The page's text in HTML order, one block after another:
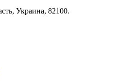
Украина, 82100.